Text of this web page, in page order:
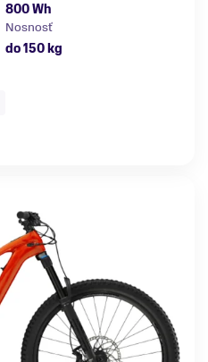
800 Wh
Nosnosť
do 150 kg